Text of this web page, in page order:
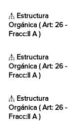
Estructura
Orgánica ( Art: 26 -
Fracc:II A )
Estructura
Orgánica ( Art: 26 -
Fracc:II A )
Estructura
Orgánica ( Art: 26 -
Fracc:II A )